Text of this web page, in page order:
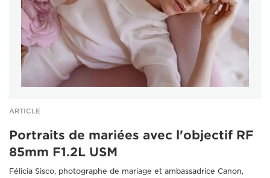
ARTICLE
Portraits de mariées avec l'objectif RF
85mm F1.2L USM
Félicia Sisco, photographe de mariage et ambassadrice Canon,